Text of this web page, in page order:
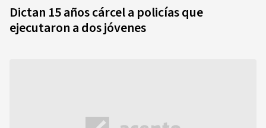
Dictan 15 años cárcel a policías que
ejecutaron a dos jóvenes